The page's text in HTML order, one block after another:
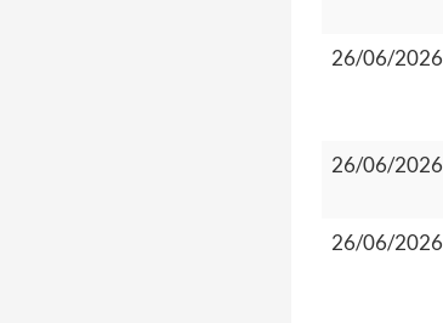
26/06/2026
26/06/2026
26/06/2026